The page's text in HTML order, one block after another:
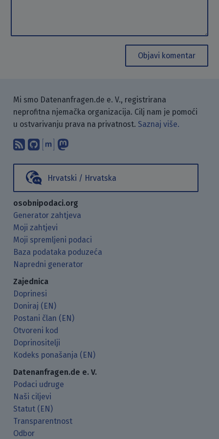
Objavi komentar
Mi smo Datenanfragen.de e. V., registrirana
neprofitna njemačka organizacija. Cilj nam je pomoći
u ostvarivanju prava na privatnost. Saznaj više.
Pretplati se na naš blog koristeći
Pronađi nas na GitHubu.
Raspravljaj s nama putem
Hrvatski / Hrvatska
osobnipodaci.org
Generator zahtjeva
Moji zahtjevi
Moji spremljeni podaci
Baza podataka poduzeća
Napredni generator
Zajednica
Doprinesi
Doniraj (EN)
Postani član (EN)
Otvoreni kod
Doprinositelji
Kodeks ponašanja (EN)
Datenanfragen.de e. V.
Podaci udruge
Naši ciljevi
Statut (EN)
Transparentnost
Odbor